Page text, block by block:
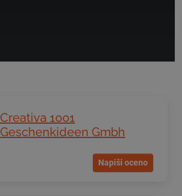
Creativa 1001
Geschenkideen Gmbh
Napiši oceno